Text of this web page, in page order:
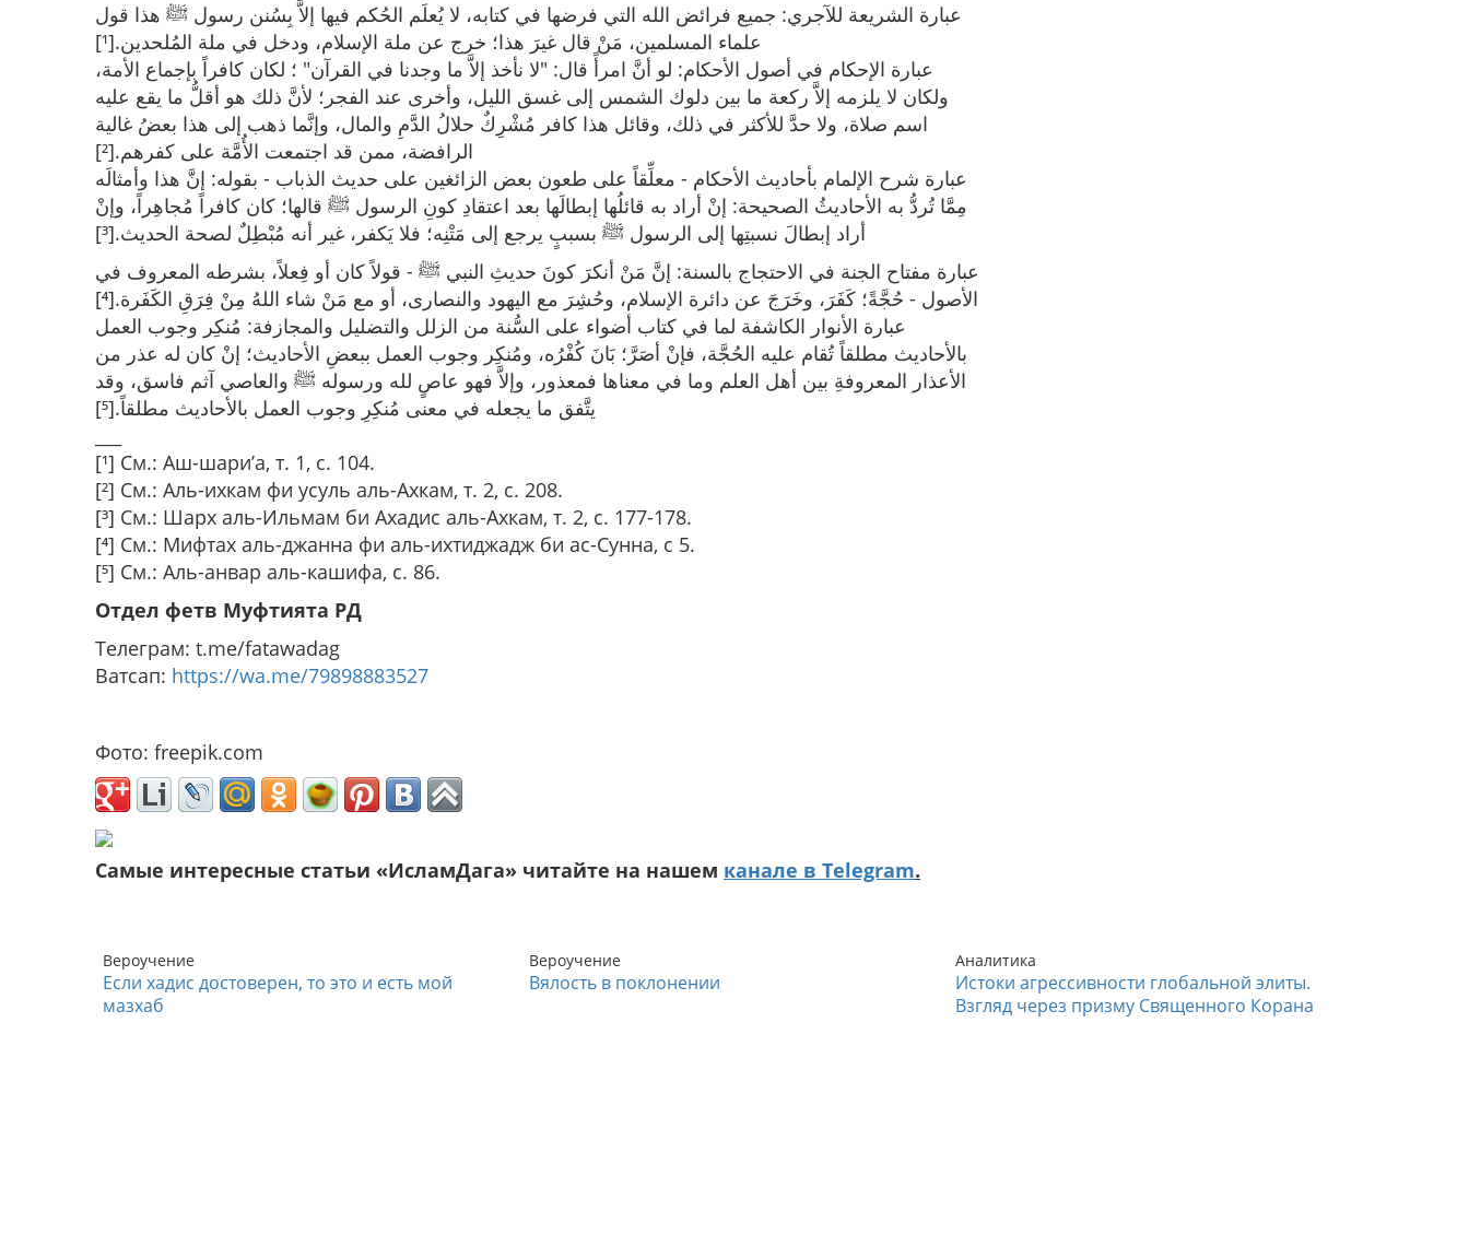
عبارة الشريعة للآجري: جميع فرائض الله التي فرضها في كتابه، لا يُعلَم الحُكم فيها إلاَّ بِسُنن رسول ﷺ هذا قول
علماء المسلمين، مَنْ قال غيرَ هذا؛ خرج عن ملة الإسلام، ودخل في ملة المُلحدين.[¹]
عبارة الإحكام في أصول الأحكام: لو أنَّ امرأً قال: "لا نأخذ إلاَّ ما وجدنا في القرآن" ؛ لكان كافراً بإجماع الأمة،
ولكان لا يلزمه إلاَّ ركعة ما بين دلوك الشمس إلى غسق الليل، وأخرى عند الفجر؛ لأنَّ ذلك هو أقلُّ ما يقع عليه
اسم صلاة، ولا حدَّ للأكثر في ذلك، وقائل هذا كافر مُشْرِكٌ حلالُ الدَّمِ والمال، وإنَّما ذهب إلى هذا بعضُ غالية
الرافضة، ممن قد اجتمعت الأُمَّة على كفرهم.[²]
عبارة شرح الإلمام بأحاديث الأحكام - معلِّقاً على طعون بعض الزائغين على حديث الذباب - بقوله: إنَّ هذا وأمثالَه
مِمَّا تُردُّ به الأحاديثُ الصحيحة: إنْ أراد به قائلُها إبطالَها بعد اعتقادِ كونِ الرسول ﷺ قالها؛ كان كافراً مُجاهِراً، وإنْ
أراد إبطالَ نسبتِها إلى الرسول ﷺ بسببٍ يرجع إلى مَتْنِه؛ فلا يَكفر، غير أنه مُبْطِلٌ لصحة الحديث.[³]
عبارة مفتاح الجنة في الاحتجاج بالسنة: إنَّ مَنْ أنكرَ كونَ حديثِ النبي ﷺ - قولاً كان أو فِعلاً، بشرطه المعروف في
الأصول - حُجَّةً؛ كَفَرَ، وخَرَجَ عن دائرة الإسلام، وحُشِرَ مع اليهود والنصارى، أو مع مَنْ شاء اللهُ مِنْ فِرَقِ الكَفَرة.[⁴]
عبارة الأنوار الكاشفة لما في كتاب أضواء على السُّنة من الزلل والتضليل والمجازفة: مُنكِر وجوب العمل
بالأحاديث مطلقاً تُقام عليه الحُجَّة، فإنْ أصَرَّ؛ بَانَ كُفْرُه، ومُنكِر وجوب العمل ببعضِ الأحاديث؛ إنْ كان له عذر من
الأعذار المعروفةِ بين أهل العلم وما في معناها فمعذور، وإلاَّ فهو عاصٍ لله ورسوله ﷺ والعاصي آثم فاسق، وقد
يتَّفق ما يجعله في معنى مُنكِرِ وجوب العمل بالأحاديث مطلقاً.[⁵]
[¹] См.: Аш-шари’а, т. 1, с. 104.
[²] См.: Аль-ихкам фи усуль аль-Ахкам, т. 2, с. 208.
[³] См.: Шарх аль-Ильмам би Ахадис аль-Ахкам, т. 2, с. 177-178.
[⁴] См.: Мифтах аль-джанна фи аль-ихтиджадж би ас-Сунна, с 5.
[⁵] См.: Аль-анвар аль-кашифа, с. 86.
Отдел фетв Муфтията РД
Телеграм: t.me/fatawadag
Ватсап: https://wa.me/79898883527
Фото: freepik.com
Самые интересные статьи «ИсламДага» читайте на нашем канале в Telegram.
Вероучение
Если хадис достоверен, то это и есть мой
мазхаб
Вероучение
Вялость в поклонении
Аналитика
Истоки агрессивности глобальной элиты.
Взгляд через призму Священного Корана